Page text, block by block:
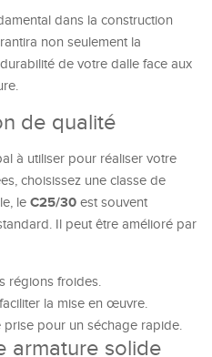
dans la construction
non seulement la
de votre dalle face aux
de qualité
à utiliser pour réaliser votre
choisissez une classe de
le C25/30 est souvent
Il peut être amélioré par
régions froides.
la mise en œuvre.
pour un séchage rapide.
armature solide